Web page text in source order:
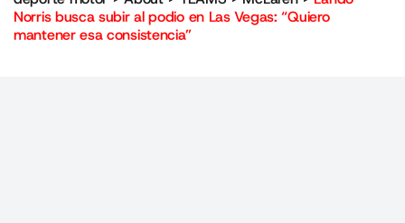
Norris busca subir al podio en Las Vegas: “Quiero
mantener esa consistencia”